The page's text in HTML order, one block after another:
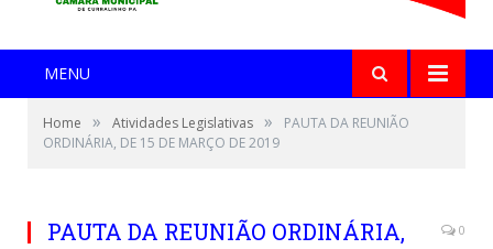
MENU
Home » Atividades Legislativas »
PAUTA DA REUNIÃO
ORDINÁRIA, DE 15 DE MARÇO DE 2019
PAUTA DA REUNIÃO ORDINÁRIA,
0